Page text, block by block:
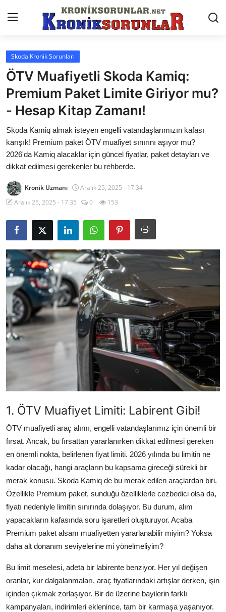
Anasayfa
Markalar
İletişim
Trafik & Cezalar
Sigorta & Kasko
Muayene & Ruhsat
Sorgulamalar
İkinci El & Alım-Satım
Bakım & Arıza Çözümleri
Elektrikli & Hibrit
Kiralama & Filo
Sürüş & Güvenlik
Lastik & Jant
Klima & Konfor
Aydınlatma & Görüş
Şanzıman & Aktarma
Dizel Sistemler
Multimedya & Elektronik
Skoda Kronik Sorunları
ÖTV Muafiyetli Skoda Kamiq:
Premium Paket Limite Giriyor mu?
- Hesap Kitap Zamanı!
Skoda Kamiq almak isteyen engelli vatandaşlarımızın kafası
karışık! Premium paket ÖTV muafiyet sınırını aşıyor mu?
2026'da Kamiq alacaklar için güncel fiyatlar, paket detayları ve
dikkat edilmesi gerekenler bu rehberde.
Kronik Uzmanı
Aralık 25, 2025 - 17:34
Aralık 25, 2025 - 17:35
0 153
1. ÖTV Muafiyet Limiti: Labirent Gibi!
ÖTV muafiyetli araç alımı, engelli vatandaşlarımız için önemli bir
fırsat. Ancak, bu fırsattan yararlanırken dikkat edilmesi gereken
en önemli nokta, belirlenen fiyat limiti. 2026 yılında bu limitin ne
kadar olacağı, hangi araçların bu kapsama gireceği sürekli bir
merak konusu. Skoda Kamiq de bu merak edilen araçlardan biri.
Özellikle Premium paket, sunduğu özelliklerle cezbedici olsa da,
fiyatı nedeniyle limitin sınırında dolaşıyor. Bu durum, alım
yapacakların kafasında soru işaretleri oluşturuyor. Acaba
Premium paket alsam muafiyetten yararlanabilir miyim? Yoksa
daha alt donanım seviyelerine mi yönelmeliyim?
Bu limit meselesi, adeta bir labirente benziyor. Her yıl değişen
oranlar, kur dalgalanmaları, araç fiyatlarındaki artışlar derken, işin
içinden çıkmak zorlaşıyor. Bir de üzerine bayilerin farklı
kampanyaları, indirimleri eklenince, tam bir karmaşa yaşanıyor.